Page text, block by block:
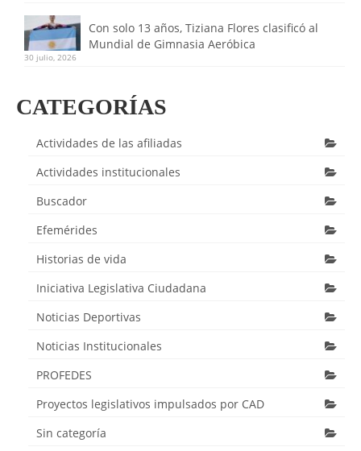
Con solo 13 años, Tiziana Flores clasificó al
Mundial de Gimnasia Aeróbica
30 julio, 2026
CATEGORÍAS
Actividades de las afiliadas
Actividades institucionales
Buscador
Efemérides
Historias de vida
Iniciativa Legislativa Ciudadana
Noticias Deportivas
Noticias Institucionales
PROFEDES
Proyectos legislativos impulsados por CAD
Sin categoría